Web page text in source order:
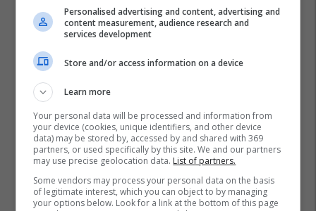
Personalised advertising and content, advertising and
content measurement, audience research and
services development
Store and/or access information on a device
Learn more
Your personal data will be processed and information from
your device (cookies, unique identifiers, and other device
data) may be stored by, accessed by and shared with 369
partners, or used specifically by this site. We and our partners
may use precise geolocation data. List of partners.
Some vendors may process your personal data on the basis
of legitimate interest, which you can object to by managing
your options below. Look for a link at the bottom of this page